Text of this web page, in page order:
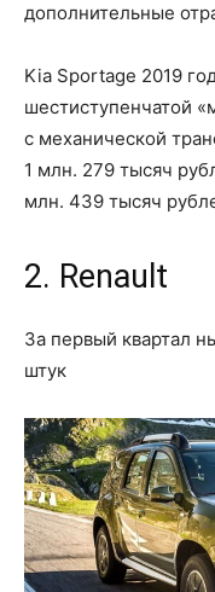
дополнительные
Kia Sportage 2019
шестиступенчатой
с механической
1 млн. 279 тысяч
млн. 439 тысяч
2. Renault
За первый квартал
штук